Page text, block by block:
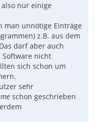
nur einige
man unnötige Einträge
z.B. aus dem
darf aber auch
nicht
sich schon um
sehr
schon geschrieben